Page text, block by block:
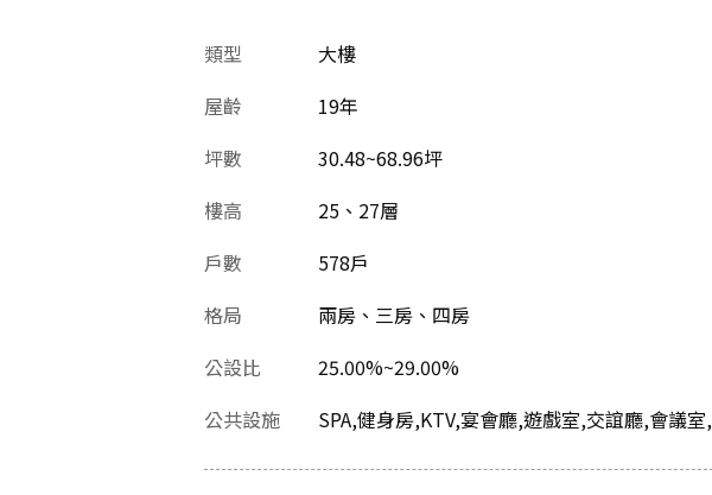
類型
大樓
屋齡
19年
坪數
30.48~68.96坪
樓高
25、27層
戶數
578戶
格局
兩房、三房、四房
公設比
25.00%~29.00%
公共設施 SPA,健身房,KTV,宴會廳,遊戲室,交誼廳,會議